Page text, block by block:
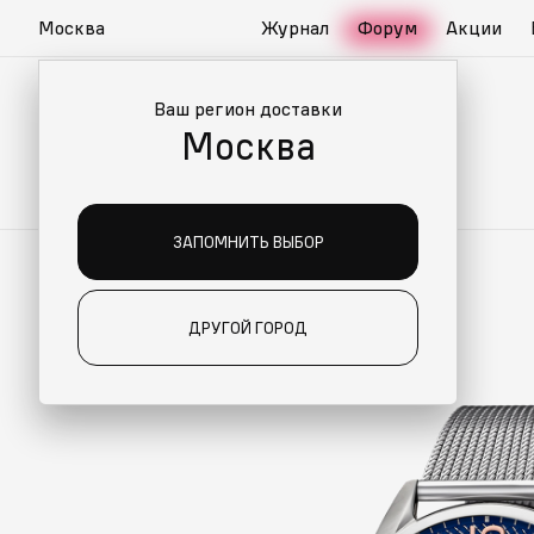
Москва
Ваш регион доставки
Москва
ЗАПОМНИТЬ ВЫБОР
ДРУГОЙ ГОРОД
Журнал Форум Акции
ДЛЯ ВАС